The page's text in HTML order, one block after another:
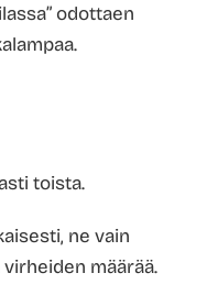
odottaen
toista.
ne vain
määrää.